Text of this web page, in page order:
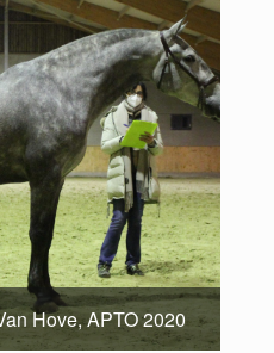
Hove, APTO 2020